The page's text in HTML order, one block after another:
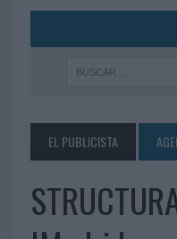
EL PUBLICISTA